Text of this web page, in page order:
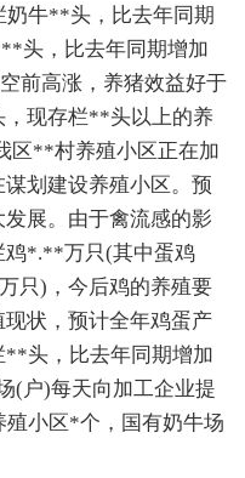
牛**头，比去年同期
头，比去年同期增加
前高涨，养猪效益好于
，现存栏**头以上的养
区**村养殖小区正在加
划建设养殖小区。预
展。由于禽流感的影
鸡*.**万只(其中蛋鸡
只)，今后鸡的养殖要
状，预计全年鸡蛋产
**头，比去年同期增加
(户)每天向加工企业提
小区*个，国有奶牛场